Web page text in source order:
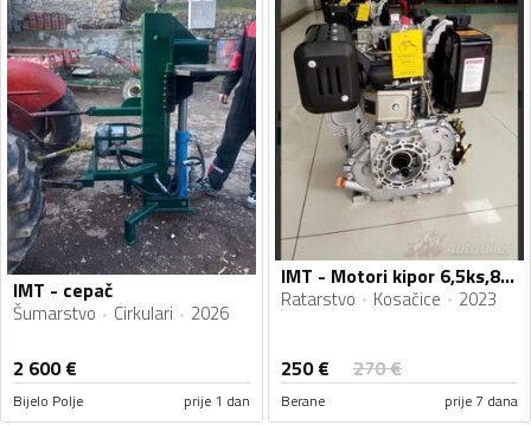
IMT - cepač
Šumarstvo Cirkulari 2026
2 600€
Bijelo Polje prije 1 dan
IMT - Motori kipor 6,5ks,8ks,10ks,14ks novi Fiskalni Racun
Ratarstvo Kosačice 2023
250€ 270€
Berane prije 7 dana